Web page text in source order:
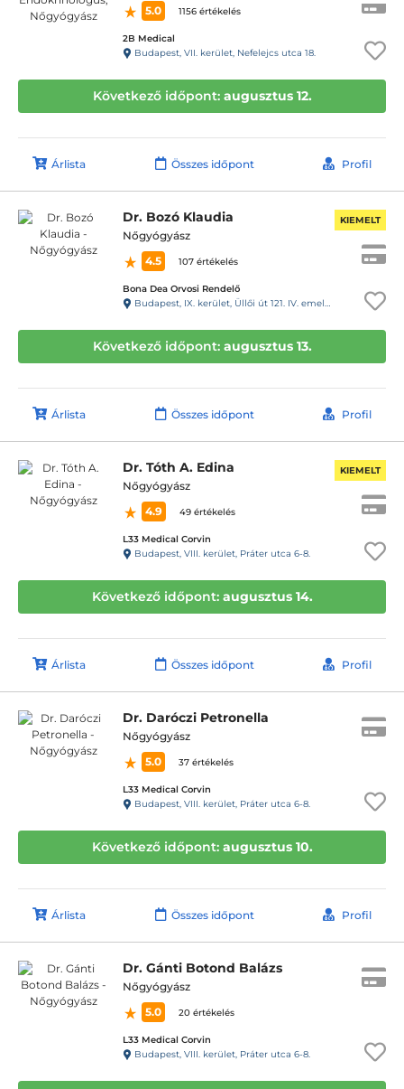
5.0
1156 értékelés
2B Medical
Budapest, VII. kerület, Nefelejcs utca 18.
Következő időpont: augusztus 12.
Árlista Összes időpont Profil
Dr. Bozó Klaudia
Nőgyógyász
4.5
107 értékelés
Bona Dea Orvosi Rendelő
Budapest, IX. kerület, Üllői út 121. IV. emelet 12. Kaputelefon: 157
KIEMELT
Következő időpont: augusztus 13.
Árlista Összes időpont Profil
Dr. Tóth A. Edina
Nőgyógyász
4.9
49 értékelés
L33 Medical Corvin
Budapest, VIII. kerület, Práter utca 6-8.
KIEMELT
Következő időpont: augusztus 14.
Árlista Összes időpont Profil
Dr. Daróczi Petronella
Nőgyógyász
5.0
37 értékelés
L33 Medical Corvin
Budapest, VIII. kerület, Práter utca 6-8.
Következő időpont: augusztus 10.
Árlista Összes időpont Profil
Dr. Gánti Botond Balázs
Nőgyógyász
5.0
20 értékelés
L33 Medical Corvin
Budapest, VIII. kerület, Práter utca 6-8.